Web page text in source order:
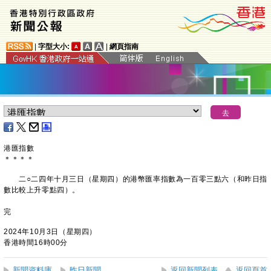
字型大小: 網頁指南
港匯指數
＊ ＊ ＊ ＊
二○二四年十月三日（星期四）的港幣匯率指數為一百零三點六（和昨日指
數比較上升零點四）。
完
2024年10月3日（星期四）
香港時間16時00分